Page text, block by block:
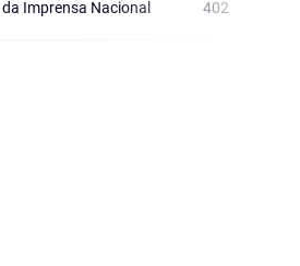
Imprensa Nacional
402